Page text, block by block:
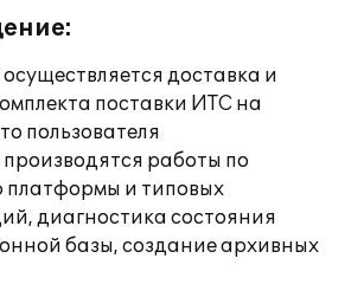
доставка и
поставки ИТС на
пользователя
работы по
платформы и типовых
диагностика состояния
базы, создание архивных